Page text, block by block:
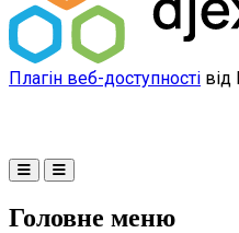
Плагін веб-доступності від
Головне меню